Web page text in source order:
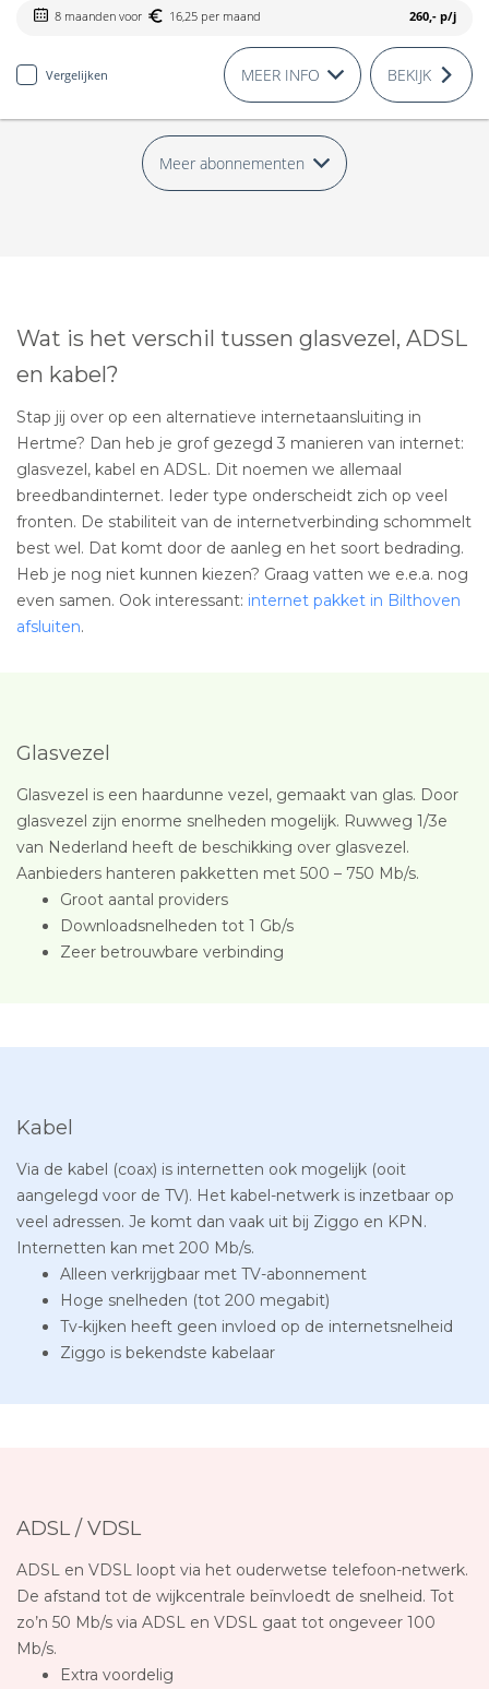
8 maanden voor 16,25 per maand 260,- p/j
Vergelijken MEER INFO BEKIJK
Meer abonnementen
Wat is het verschil tussen glasvezel, ADSL
en kabel?
Stap jij over op een alternatieve internetaansluiting in
Hertme? Dan heb je grof gezegd 3 manieren van internet:
glasvezel, kabel en ADSL. Dit noemen we allemaal
breedbandinternet. Ieder type onderscheidt zich op veel
fronten. De stabiliteit van de internetverbinding schommelt
best wel. Dat komt door de aanleg en het soort bedrading.
Heb je nog niet kunnen kiezen? Graag vatten we e.e.a. nog
even samen. Ook interessant: internet pakket in Bilthoven
afsluiten.
Glasvezel
Glasvezel is een haardunne vezel, gemaakt van glas. Door
glasvezel zijn enorme snelheden mogelijk. Ruwweg 1/3e
van Nederland heeft de beschikking over glasvezel.
Aanbieders hanteren pakketten met 500 – 750 Mb/s.
Groot aantal providers
Downloadsnelheden tot 1 Gb/s
Zeer betrouwbare verbinding
Kabel
Via de kabel (coax) is internetten ook mogelijk (ooit
aangelegd voor de TV). Het kabel-netwerk is inzetbaar op
veel adressen. Je komt dan vaak uit bij Ziggo en KPN.
Internetten kan met 200 Mb/s.
Alleen verkrijgbaar met TV-abonnement
Hoge snelheden (tot 200 megabit)
Tv-kijken heeft geen invloed op de internetsnelheid
Ziggo is bekendste kabelaar
ADSL / VDSL
ADSL en VDSL loopt via het ouderwetse telefoon-netwerk.
De afstand tot de wijkcentrale beïnvloedt de snelheid. Tot
zo’n 50 Mb/s via ADSL en VDSL gaat tot ongeveer 100
Mb/s.
Extra voordelig